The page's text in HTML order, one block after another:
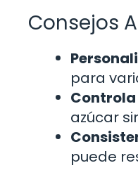
Consejos
para
azúcar
puede